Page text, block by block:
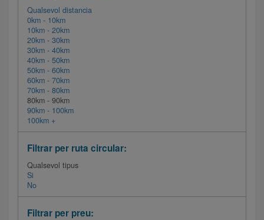
Qualsevol distancia
0km - 10km
10km - 20km
20km - 30km
30km - 40km
40km - 50km
50km - 60km
60km - 70km
70km - 80km
80km - 90km
90km - 100km
100km +
Filtrar per ruta circular:
Qualsevol tipus
Si
No
Filtrar per preu: